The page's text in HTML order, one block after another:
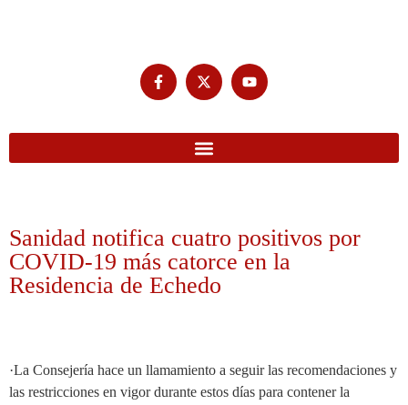
Sanidad notifica cuatro positivos por
COVID-19 más catorce en la
Residencia de Echedo
·La Consejería hace un llamamiento a seguir las recomendaciones y
las restricciones en vigor durante estos días para contener la